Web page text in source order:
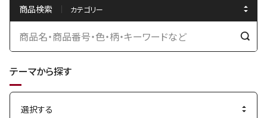
商品検索
検
テーマから探す